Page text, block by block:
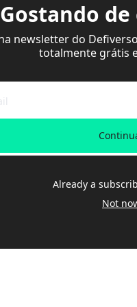
Gostando
newsletter do
totalmente grátis
Already a
Not